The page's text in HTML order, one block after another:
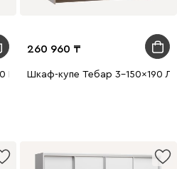
Графитовый без зеркал
260 960
Шкаф-купе Тебар 3-150x190